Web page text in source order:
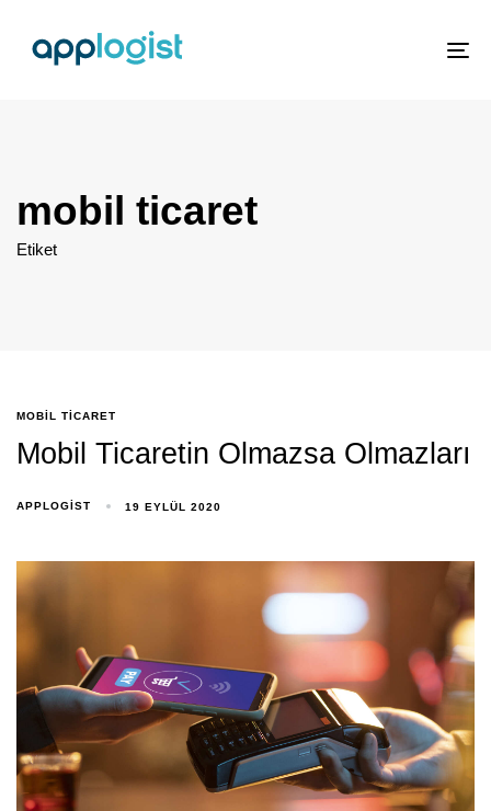
mobil ticaret
Etiket
MOBIL TICARET
Mobil Ticaretin Olmazsa Olmazları
APPLOGIST 19 EYLÜL 2020